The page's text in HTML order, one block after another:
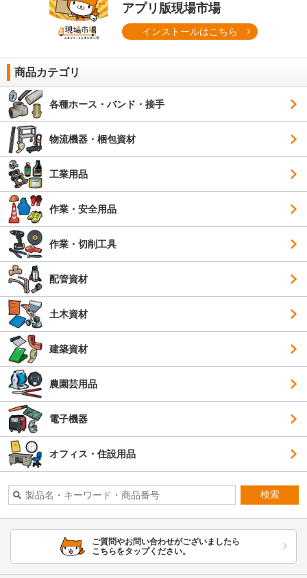
アプリ版現場市場
インストールはこちら
商品カテゴリ
各種ホース・バンド・接手
物流機器・梱包資材
工業用品
作業・安全用品
作業・切削工具
配管資材
土木資材
建築資材
農園芸用品
電子機器
オフィス・住設用品
検索
ご質問やお問い合わせがございましたら
こちらをタップください。